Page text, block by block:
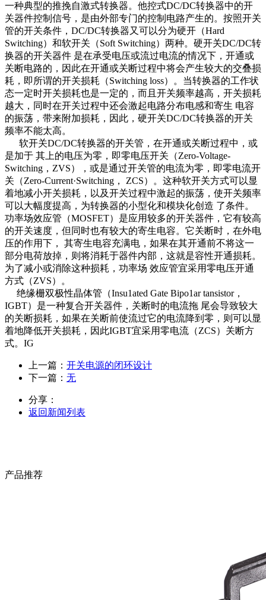
一种典型的推挽自激式转换器。他控式DC/DC转换器中的开
关器件控制信号，是由外部专门的控制电路产生的。按照开关
管的开关条件，DC/DC转换器又可以分为硬开（Hard
Switching）和软开关（Soft Switching）两种。硬开关DC/DC转
换器的开关器件 是在承受电压或流过电流的情况下，开通或
关断电路的，因此在开通或关断过程中将会产生较大的交叠损
耗，即所谓的开关损耗（Switching loss）。当转换器的工作状
态一定时开关损耗也是一定的，而且开关频率越高，开关损耗
越大，同时在开关过程中还会激起电路分布电感和寄生 电容
的振荡，带来附加损耗，因此，硬开关DC/DC转换器的开关
频率不能太高。
软开关DC/DC转换器的开关管，在开通或关断过程中，或
是加于 其上的电压为零，即零电压开关（Zero-Voltage-
Switching，ZVS），或是通过开关管的电流为零，即零电流开
关（Zero-Current·Switching， ZCS）。这种软开关方式可以显
着地减小开关损耗，以及开关过程中激起的振荡，使开关频率
可以大幅度提高，为转换器的小型化和模块化创造 了条件。
功率场效应管（MOSFET）是应用较多的开关器件，它有较高
的开关速度，但同时也有较大的寄生电容。它关断时，在外电
压的作用下， 其寄生电容充满电，如果在其开通前不将这一
部分电荷放掉，则将消耗于器件内部，这就是容性开通损耗。
为了减小或消除这种损耗，功率场 效应管宜采用零电压开通
方式（ZVS）。
绝缘栅双极性晶体管（Insu1ated Gate Bipo1ar tansistor，
IGBT）是一种复合开关器件，关断时的电流拖 尾会导致较大
的关断损耗，如果在关断前使流过它的电流降到零，则可以显
着地降低开关损耗，因此IGBT宜采用零电流（ZCS）关断方
式。IG
上一篇： 开关电源的闭环设计
下一篇： 无
分享：
返回新闻列表
产品推荐